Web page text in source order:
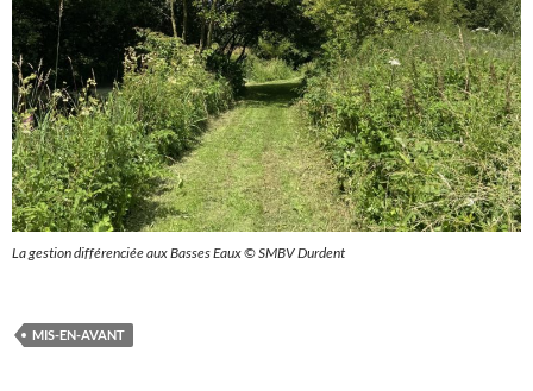
La gestion différenciée aux Basses Eaux © SMBV Durdent
MIS-EN-AVANT